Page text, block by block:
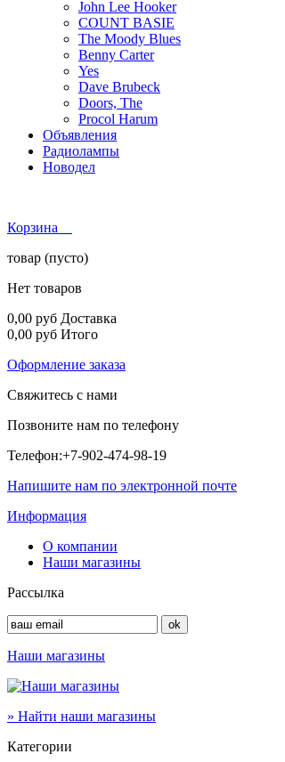
John Lee Hooker
COUNT BASIE
The Moody Blues
Benny Carter
Yes
Dave Brubeck
Doors, The
Procol Harum
Объявления
Радиолампы
Новодел
Корзина
товар (пусто)
Нет товаров
0,00 руб Доставка
0,00 руб Итого
Оформление заказа
Свяжитесь с нами
Позвоните нам по телефону
Телефон:+7-902-474-98-19
Напишите нам по электронной почте
Информация
О компании
Наши магазины
Рассылка
Наши магазины
» Найти наши магазины
Категории